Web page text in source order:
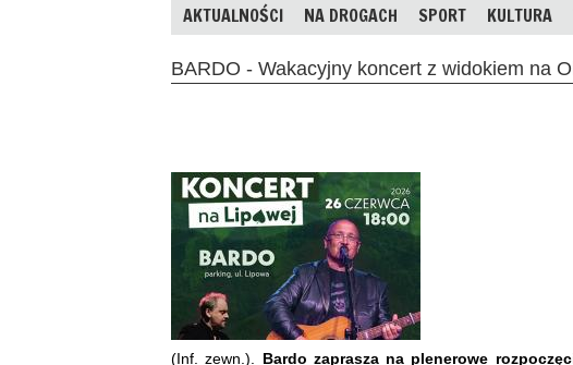
AKTUALNOŚCI NA DROGACH SPORT KULTURA
BARDO - Wakacyjny koncert z widokiem na
(Inf. zewn.). Bardo zaprasza na plenerowe